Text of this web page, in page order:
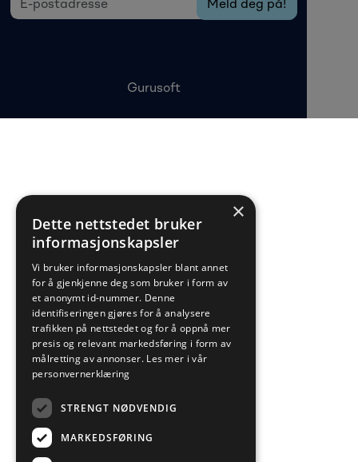
Gurusoft
×
Dette nettstedet bruker
informasjonskapsler
Vi bruker informasjonskapsler blant annet
for å gjenkjenne deg som bruker i form av
et anonymt id-nummer. Denne
identifiseringen gjøres for å analysere
trafikken på nettstedet og for å oppnå mer
presis og relevant markedsføring i form av
målretting av annonser. Les mer i vår
personvernerklæring
STRENGT NØDVENDIG
MARKEDSFØRING